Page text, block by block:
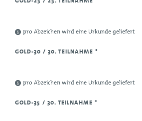
pro Abzeichen wird eine Urkunde geliefert
GOLD-30 / 30. TEILNAHME*
pro Abzeichen wird eine Urkunde geliefert
GOLD-35 / 30. TEILNAHME*